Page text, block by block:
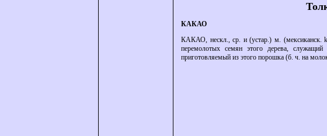
КАКАО
КАКАО, нескл., ср. и (устар.) м. (мексиканск.
перемолотых семян этого дерева, служащий
приготовляемый из этого порошка (б. ч. на